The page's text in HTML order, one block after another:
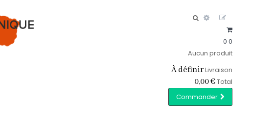
0 0
Aucun produit
À définirLivraison
0,00 €Total
Commander